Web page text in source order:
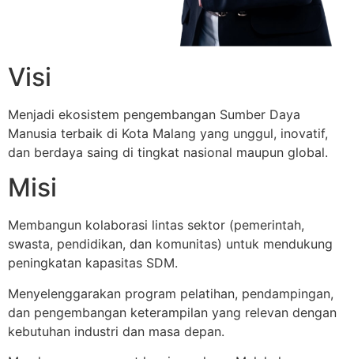
Visi
Menjadi ekosistem pengembangan Sumber Daya
Manusia terbaik di Kota Malang yang unggul, inovatif,
dan berdaya saing di tingkat nasional maupun global.
Misi
Membangun kolaborasi lintas sektor (pemerintah,
swasta, pendidikan, dan komunitas) untuk mendukung
peningkatan kapasitas SDM.
Menyelenggarakan program pelatihan, pendampingan,
dan pengembangan keterampilan yang relevan dengan
kebutuhan industri dan masa depan.